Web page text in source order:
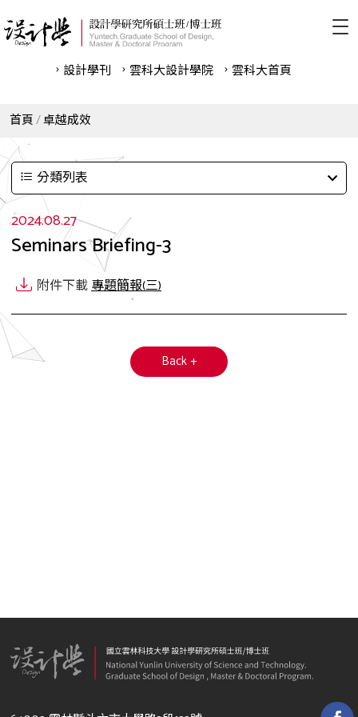
設計學刊 雲科⼤設計學院 雲科⼤首頁
首頁 卓越成效
分類列表
2024.08.27
Seminars Briefing-3
附件下載專題簡報(三)
Back +